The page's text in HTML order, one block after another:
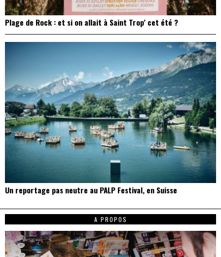
Plage de Rock : et si on allait à Saint Trop’ cet été ?
Un reportage pas neutre au PALP Festival, en Suisse
A PROPOS